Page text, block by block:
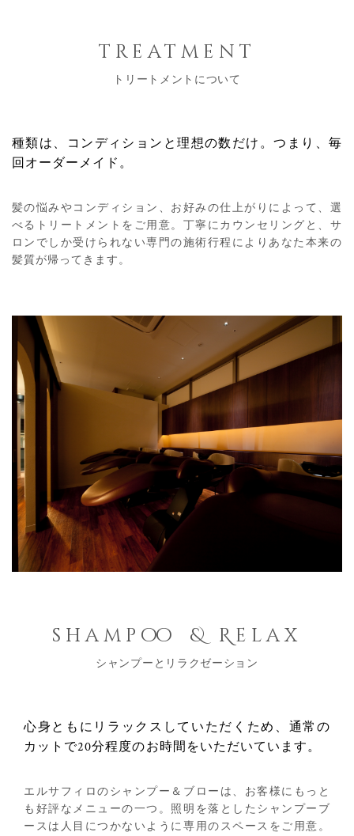
treatment
トリートメントについて
種類は、コンディションと理想の数だけ。つまり、毎
回オーダーメイド。
髪の悩みやコンディション、お好みの仕上がりによって、選
べるトリートメントをご用意。丁寧にカウンセリングと、サ
ロンでしか受けられない専門の施術行程によりあなた本来の
髪質が帰ってきます。
shampoo & Relax
シャンプーとリラクゼーション
心身ともにリラックスしていただくため、 通常の
カットで20分程度のお時間をいただいています。
エルサフィロのシャンプー＆ブローは、お客様にもっと
も好評なメニューの一つ。照明を落としたシャンプーブ
ースは人目につかないように専用のスペースをご用意。